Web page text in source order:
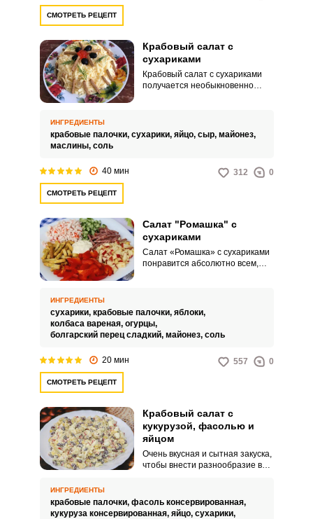
СМОТРЕТЬ РЕЦЕПТ
Крабовый салат с
сухариками
Крабовый салат с сухариками
получается необыкновенно
ИНГРЕДИЕНТЫ
крабовые палочки, сухарики, яйцо, сыр, майонез,
маслины, соль
40 мин 312 0
СМОТРЕТЬ РЕЦЕПТ
Салат "Ромашка" с
сухариками
Салат «Ромашка» с сухариками
понравится абсолютно всем,
Блюдо яркое, весёлое и создаёт
на вашем столе буйство красок,
что точно поднимет настроение
гостям. Салат готовить просто,
ингредиенты!Совет по
или необходимости можете
заменить колбасу курицей,
которую отварите или
обжарьте.Совет по
приготовлению:Рекомендую
салат перемешать во время
вкусовые качества.
ИНГРЕДИЕНТЫ
сухарики, крабовые палочки, яблоки,
колбаса вареная, огурцы,
болгарский перец сладкий, майонез, соль
20 мин 557 0
СМОТРЕТЬ РЕЦЕПТ
Крабовый салат с
кукурузой, фасолью и
яйцом
Очень вкусная и сытная закуска,
чтобы внести разнообразие в
несколько минут, а благодаря
фасоли в составе получается
ИНГРЕДИЕНТЫ
крабовые палочки, фасоль консервированная,
кукуруза консервированная, яйцо, сухарики,